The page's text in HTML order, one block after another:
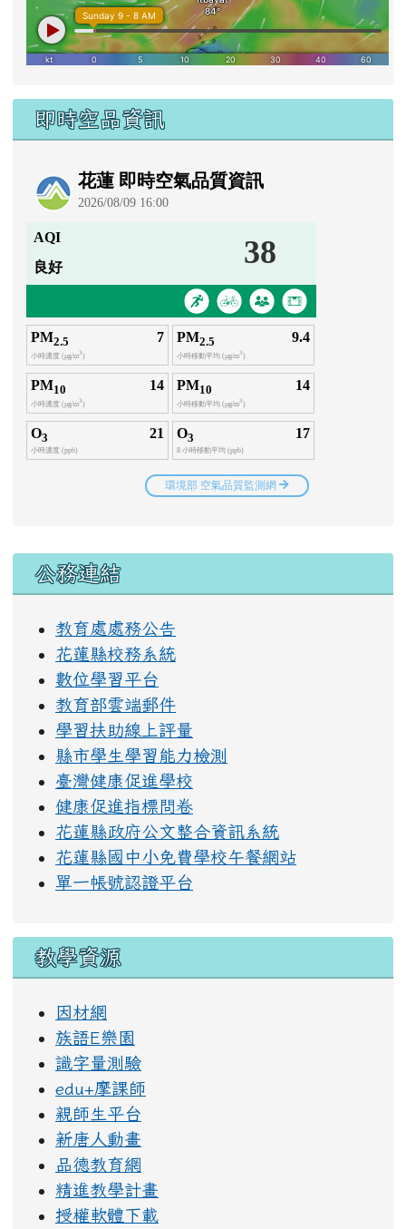
即時空品資訊
右邊區域內容
公務連結
教育處處務公告
花蓮縣校務系統
數位學習平台
教育部雲端郵件
學習扶助線上評量
縣市學生學習能力檢測
臺灣健康促進學校
健康促進指標問卷
花蓮縣政府公文整合資訊系統
花蓮縣國中小免費學校午餐網站
單一帳號認證平台
教學資源
因材網
族語E樂園
識字量測驗
edu+摩課師
親師生平台
新唐人動畫
品德教育網
精進教學計畫
授權軟體下載